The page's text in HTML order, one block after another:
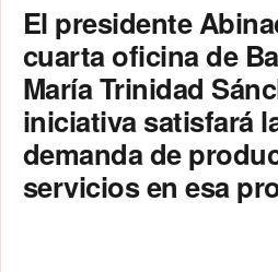
El presidente
cuarta oficina de
María Trinidad
iniciativa satisfará
demanda de
servicios en esa